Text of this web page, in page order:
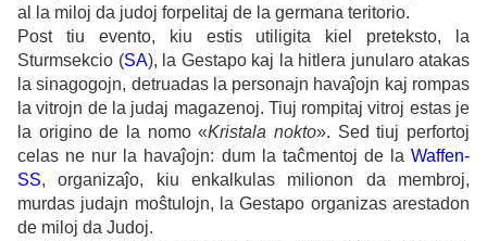
al la miloj da judoj forpelitaj de la germana teritorio.
Post tiu evento, kiu estis utiligita kiel preteksto, la
Sturmsekcio (SA), la Gestapo kaj la hitlera junularo atakas
la sinagogojn, detruadas la personajn havaĵojn kaj rompas
la vitrojn de la judaj magazenoj. Tiuj rompitaj vitroj estas je
la origino de la nomo «Kristala nokto». Sed tiuj perfortoj
celas ne nur la havaĵojn: dum la taĉmentoj de la Waffen-
SS, organizaĵo, kiu enkalkulas milionon da membroj,
murdas judajn moŝtulojn, la Gestapo organizas arestadon
de miloj da Judoj.